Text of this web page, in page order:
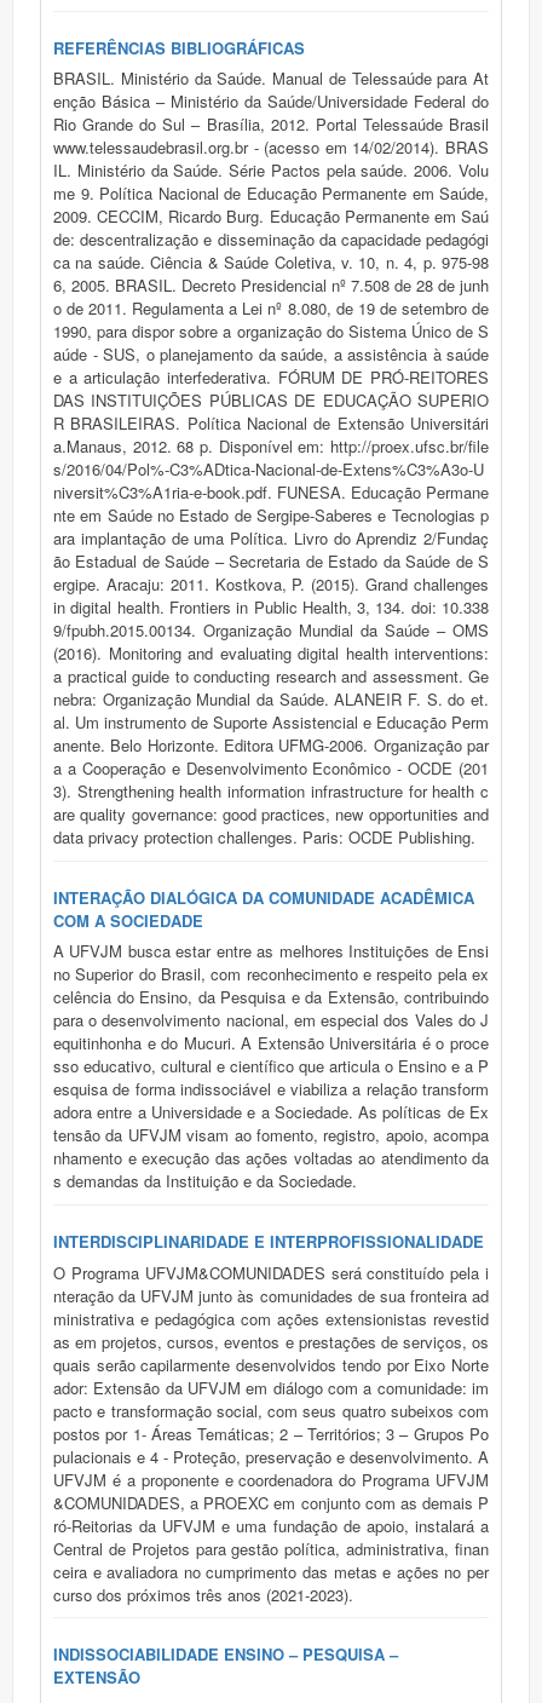
REFERÊNCIAS BIBLIOGRÁFICAS
BRASIL. Ministério da Saúde. Manual de Telessaúde para At
enção Básica – Ministério da Saúde/Universidade Federal do
Rio Grande do Sul – Brasília, 2012. Portal Telessaúde Brasil
www.telessaudebrasil.org.br - (acesso em 14/02/2014). BRAS
IL. Ministério da Saúde. Série Pactos pela saúde. 2006. Volu
me 9. Política Nacional de Educação Permanente em Saúde,
2009. CECCIM, Ricardo Burg. Educação Permanente em Saú
de: descentralização e disseminação da capacidade pedagógi
ca na saúde. Ciência & Saúde Coletiva, v. 10, n. 4, p. 975-98
6, 2005. BRASIL. Decreto Presidencial nº 7.508 de 28 de junh
o de 2011. Regulamenta a Lei nº 8.080, de 19 de setembro de
1990, para dispor sobre a organização do Sistema Único de S
aúde - SUS, o planejamento da saúde, a assistência à saúde
e a articulação interfederativa. FÓRUM DE PRÓ-REITORES
DAS INSTITUIÇÕES PÚBLICAS DE EDUCAÇÃO SUPERIO
R BRASILEIRAS. Política Nacional de Extensão Universitári
a.Manaus, 2012. 68 p. Disponível em: http://proex.ufsc.br/file
s/2016/04/Pol%-C3%ADtica-Nacional-de-Extens%C3%A3o-U
niversit%C3%A1ria-e-book.pdf. FUNESA. Educação Permane
nte em Saúde no Estado de Sergipe-Saberes e Tecnologias p
ara implantação de uma Política. Livro do Aprendiz 2/Fundaç
ão Estadual de Saúde – Secretaria de Estado da Saúde de S
ergipe. Aracaju: 2011. Kostkova, P. (2015). Grand challenges
in digital health. Frontiers in Public Health, 3, 134. doi: 10.338
9/fpubh.2015.00134. Organização Mundial da Saúde – OMS
(2016). Monitoring and evaluating digital health interventions:
a practical guide to conducting research and assessment. Ge
nebra: Organização Mundial da Saúde. ALANEIR F. S. do et.
al. Um instrumento de Suporte Assistencial e Educação Perm
anente. Belo Horizonte. Editora UFMG-2006. Organização par
a a Cooperação e Desenvolvimento Econômico - OCDE (201
3). Strengthening health information infrastructure for health c
are quality governance: good practices, new opportunities and
data privacy protection challenges. Paris: OCDE Publishing.
INTERAÇÃO DIALÓGICA DA COMUNIDADE ACADÊMICA
COM A SOCIEDADE
A UFVJM busca estar entre as melhores Instituições de Ensi
no Superior do Brasil, com reconhecimento e respeito pela ex
celência do Ensino, da Pesquisa e da Extensão, contribuindo
para o desenvolvimento nacional, em especial dos Vales do J
equitinhonha e do Mucuri. A Extensão Universitária é o proce
sso educativo, cultural e científico que articula o Ensino e a P
esquisa de forma indissociável e viabiliza a relação transform
adora entre a Universidade e a Sociedade. As políticas de Ex
tensão da UFVJM visam ao fomento, registro, apoio, acompa
nhamento e execução das ações voltadas ao atendimento da
s demandas da Instituição e da Sociedade.
INTERDISCIPLINARIDADE E INTERPROFISSIONALIDADE
O Programa UFVJM&COMUNIDADES será constituído pela i
nteração da UFVJM junto às comunidades de sua fronteira ad
ministrativa e pedagógica com ações extensionistas revestid
as em projetos, cursos, eventos e prestações de serviços, os
quais serão capilarmente desenvolvidos tendo por Eixo Norte
ador: Extensão da UFVJM em diálogo com a comunidade: im
pacto e transformação social, com seus quatro subeixos com
postos por 1- Áreas Temáticas; 2 – Territórios; 3 – Grupos Po
pulacionais e 4 - Proteção, preservação e desenvolvimento. A
UFVJM é a proponente e coordenadora do Programa UFVJM
&COMUNIDADES, a PROEXC em conjunto com as demais P
ró-Reitorias da UFVJM e uma fundação de apoio, instalará a
Central de Projetos para gestão política, administrativa, finan
ceira e avaliadora no cumprimento das metas e ações no per
curso dos próximos três anos (2021-2023).
INDISSOCIABILIDADE ENSINO – PESQUISA –
EXTENSÃO